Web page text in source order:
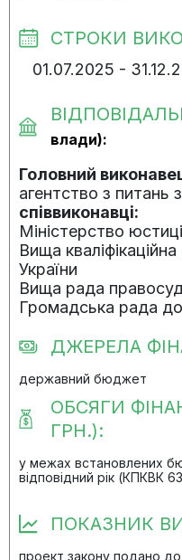
СТРОКИ
01.07.2025 -
влади):
Головний
агентство з питань
співвиконавці:
Міністерство
Вища кваліфікаційна
України
Вища рада
Громадська рада
ДЖЕРЕЛА
державний бюджет
ОБСЯГИ
ГРН.):
у межах встановлених
відповідний рік (КПКВК
ПОКАЗНИК
проект закону подано